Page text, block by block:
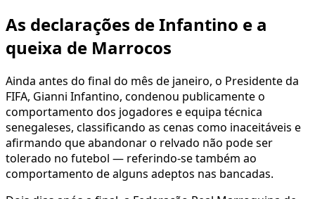
As declarações de Infantino e a
queixa de Marrocos
Ainda antes do final do mês de janeiro, o Presidente da
FIFA, Gianni Infantino, condenou publicamente o
comportamento dos jogadores e equipa técnica
senegaleses, classificando as cenas como inaceitáveis e
afirmando que abandonar o relvado não pode ser
tolerado no futebol — referindo-se também ao
comportamento de alguns adeptos nas bancadas.